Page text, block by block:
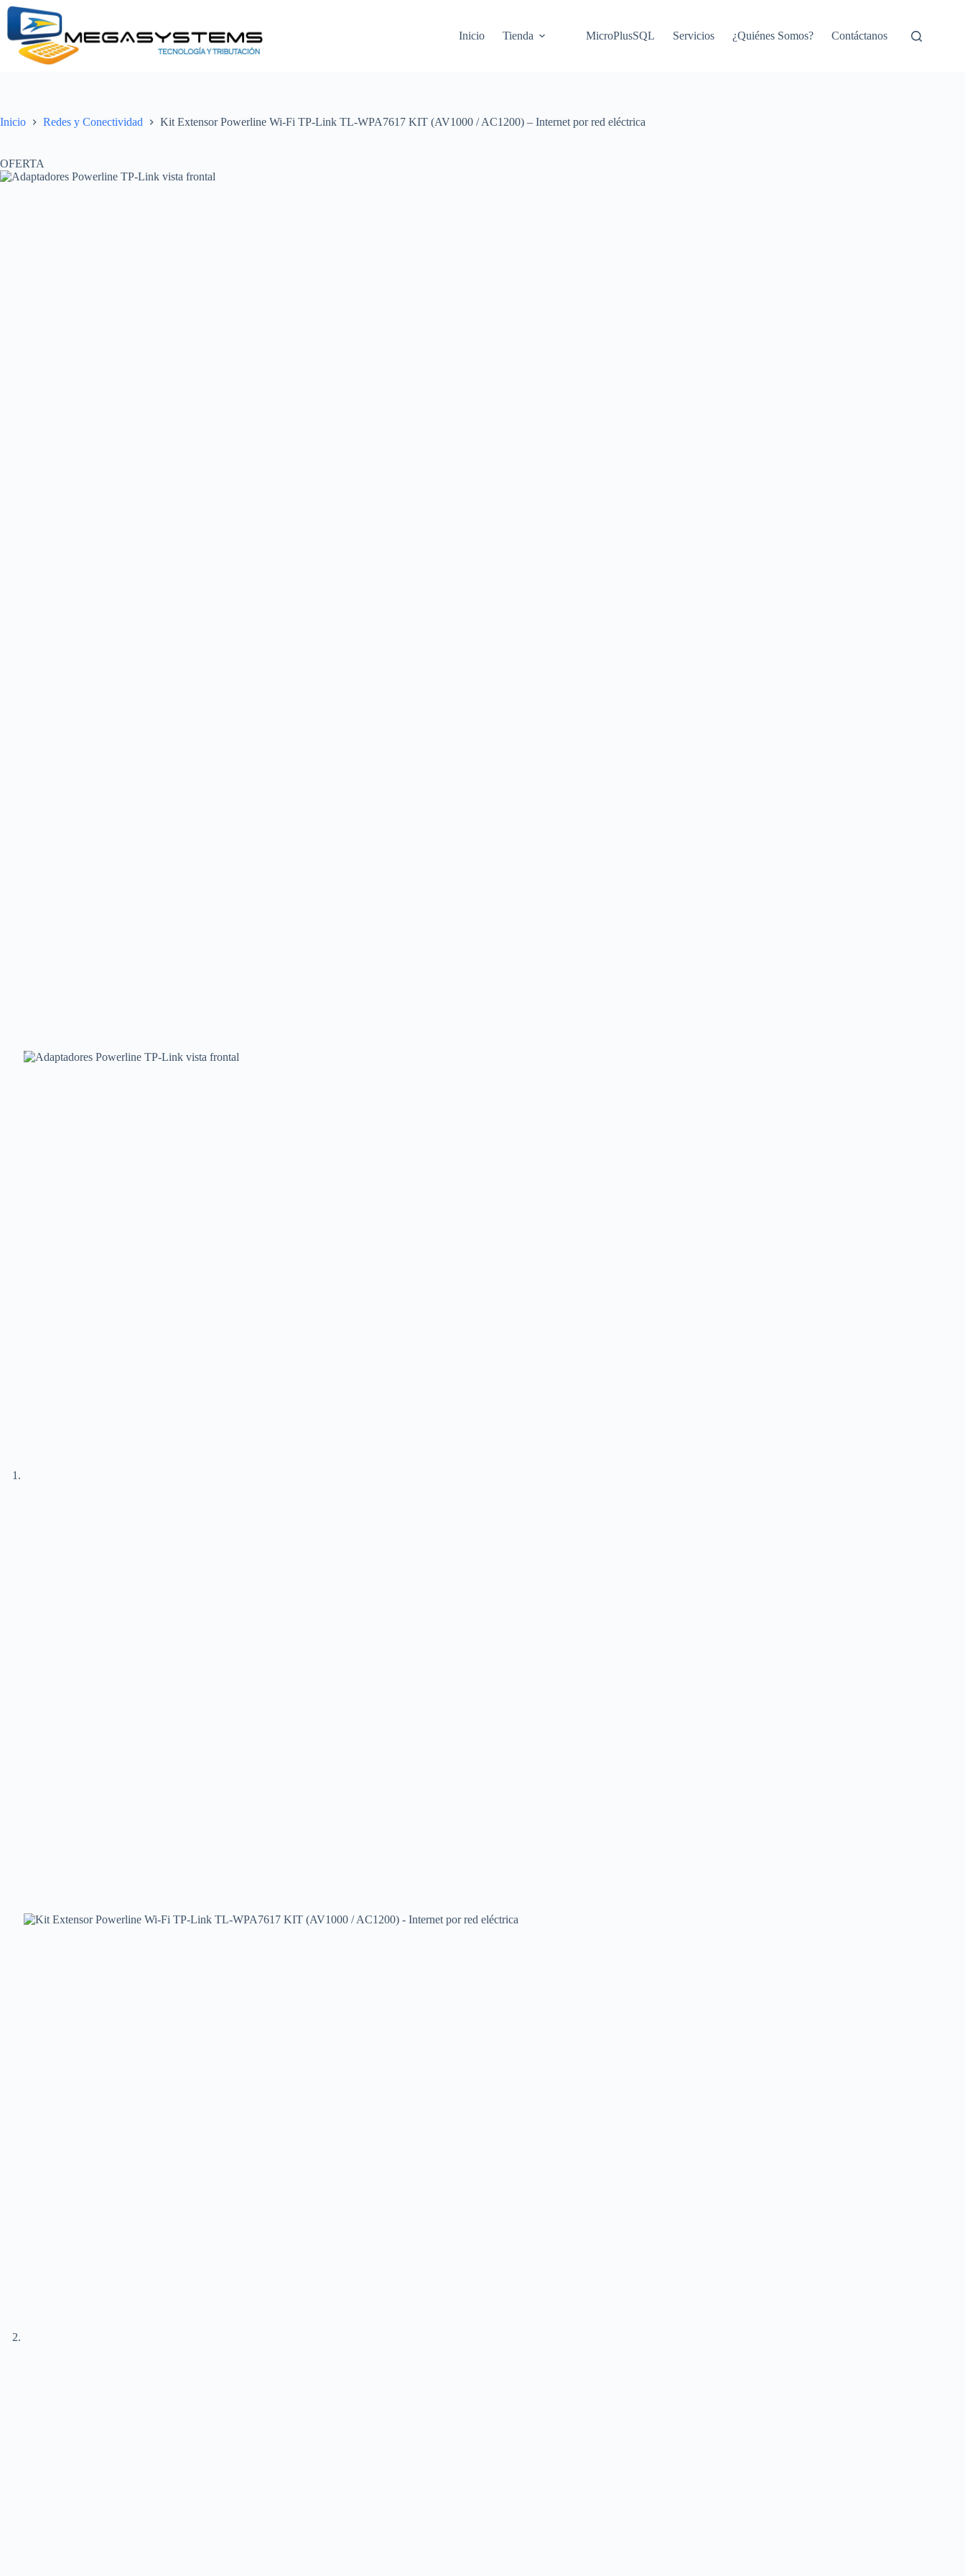
Saltar
contenido
Inicio Tienda MicroPlusSQL Servicios ¿Quiénes Somos? Contáctanos
Inicio Redes y Conectividad Kit Extensor Powerline Wi-Fi TP-Link TL-WPA7617 KIT (AV1000 / AC1200) – Internet por red eléctrica
OFERTA